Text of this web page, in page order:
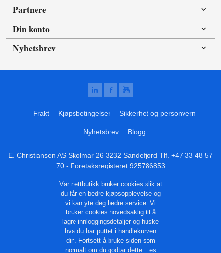
Partnere
Din konto
Nyhetsbrev
Frakt Kjøpsbetingelser Sikkerhet og personvern
Nyhetsbrev Blogg
E. Christiansen AS Skolmar 26 3232 Sandefjord Tlf. +47 33 48 57
70- Foretaksregisteret 925786853
Vår nettbutikk bruker cookies slik at
du får en bedre kjøpsopplevelse og
vi kan yte deg bedre service. Vi
bruker cookies hovedsaklig til å
lagre innloggingsdetaljer og huske
hva du har puttet i handlekurven
din. Fortsett å bruke siden som
normalt om du godtar dette. Les